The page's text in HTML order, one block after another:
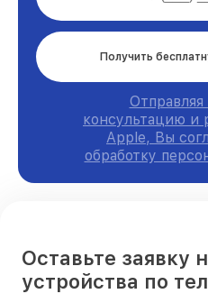
Получить
Отправляя
консультацию и
Apple, Вы
обработку
Оставьте заявку
устройства по